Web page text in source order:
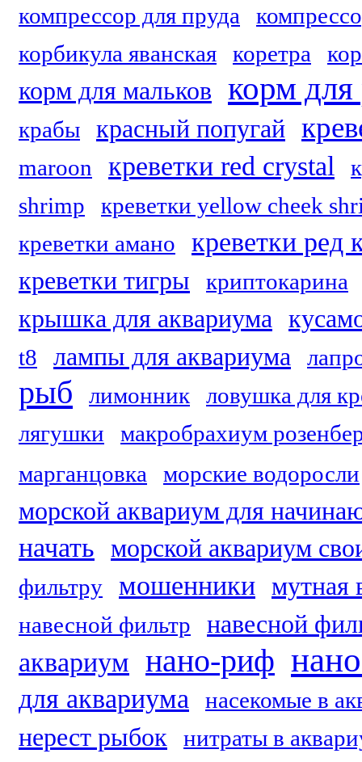
компрессор для пруда
корбикула яванская
коретра
корм для мальков корм
крабы красный попугай
maroon креветки red crystal
shrimp
креветки yellow cheek
креветки амано
креветки ред
креветки тигры криптокарина
крышка для аквариума
t8 лампы для аквариума
рыб лимонник
ловушка для
лягушки
макробрахиум
марганцовка
морские водоросли
морской аквариум для
начать морской аквариум
фильтру мошенники мутная
навесной фильтр навесной
аквариум нано-риф
для аквариума насекомые в
нерест рыбок
нитраты в